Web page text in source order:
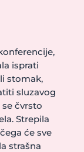
isprati
stomak,
sluzavog
čvrsto
Strepila
će sve
strašna